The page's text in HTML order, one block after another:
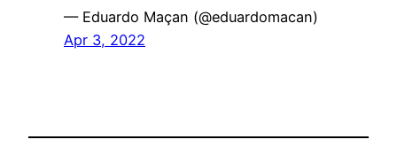
— Eduardo Maçan (@eduardomacan)
Apr 3, 2022